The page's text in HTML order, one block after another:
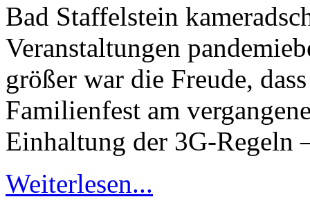
Bad Staffelstein
Veranstaltungen
größer war die Freude,
Familienfest am
Einhaltung der 3G-Regeln
Weiterlesen...